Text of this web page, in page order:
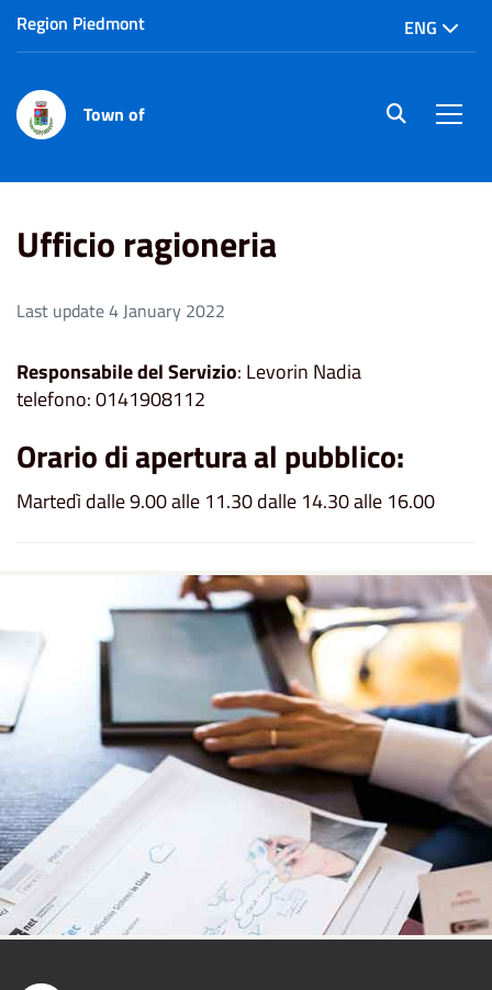
Region Piedmont ENG
Town of site.searc
Ufficio ragioneria
Last update 4 January 2022
Responsabile del Servizio: Levorin Nadia
telefono: 0141908112
Orario di apertura al pubblico:
Martedì dalle 9.00 alle 11.30 dalle 14.30 alle 16.00